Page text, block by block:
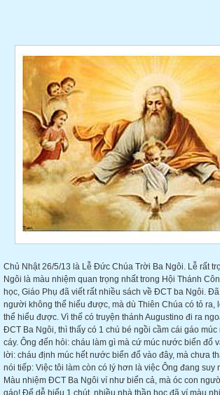
Chủ Nhật 26/5/13 là Lễ Đức Chúa Trời Ba Ngôi. Lễ rất
Ngôi là màu nhiệm quan trọng nhất trong Hội Thánh
học, Giáo Phụ đã viết rất nhiều sách về ĐCT ba Ngôi.
người không thể hiểu được, mà dù Thiên Chúa có tỏ ra,
thể hiểu được. Vì thế có truyện thánh Augustino đi ra
ĐCT Ba Ngôi, thì thấy có 1 chú bé ngồi cầm cái gáo
cáy. Ông đến hỏi: cháu làm gì mà cứ múc nước biển đổ
lời: cháu định múc hết nước biển đổ vào đây, mà chưa
nói tiếp: Việc tôi làm còn có lý hơn là việc Ông đang suy
Màu nhiệm ĐCT Ba Ngôi ví như biển cả, mà óc con
gáo! Để dễ hiểu 1 chút, nhiều nhà thần học đã ví màu